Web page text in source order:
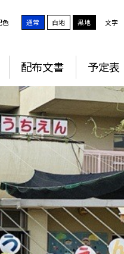
色 通常 白地 黒地 文字
配布文書 予定表